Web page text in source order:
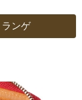
ランゲ